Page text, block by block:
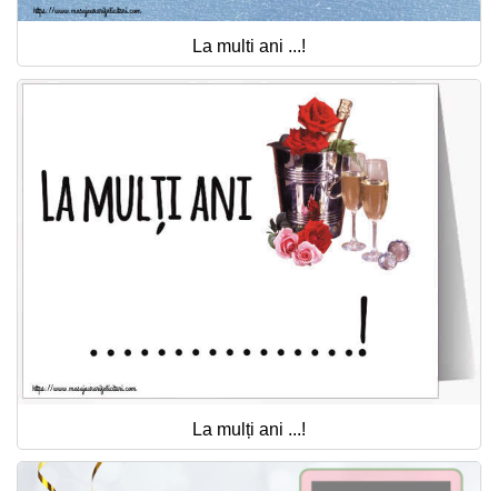
La multi ani ...!
La mulți ani ...!